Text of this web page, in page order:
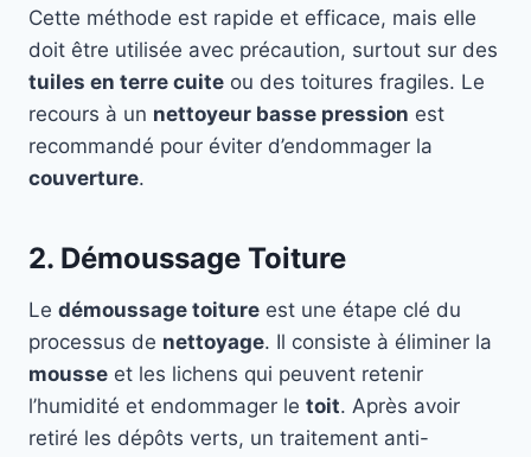
Cette méthode est rapide et efficace, mais elle
doit être utilisée avec précaution, surtout sur des
tuiles en terre cuite ou des toitures fragiles. Le
recours à un nettoyeur basse pression est
recommandé pour éviter d’endommager la
couverture.
2. Démoussage Toiture
Le démoussage toiture est une étape clé du
processus de nettoyage. Il consiste à éliminer la
mousse et les lichens qui peuvent retenir
l’humidité et endommager le toit. Après avoir
retiré les dépôts verts, un traitement anti-